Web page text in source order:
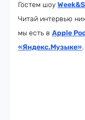
Гостем шоу Week
Читай интервью
мы есть в Apple
«Яндекс.Музыке».